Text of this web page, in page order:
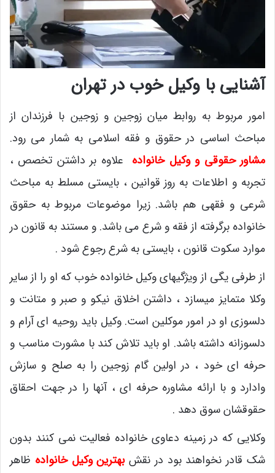
آشنایی با وکیل خوب در تهران
امور مربوط به روابط میان زوجین و زوجین با فرزندان از
مباحث اساسی در حقوق و فقه اسلامی به شمار می رود.
مشاور حقوقی و وکیل خانواده علاوه بر داشتن تخصص ،
تجربه و اطلاعات به روز قوانین ، بایستی مسلط به مباحث
شرعی و فقهی هم باشد. زیرا موضوعات مربوط به حقوق
خانواده برگرفته از فقه و شرع می باشد. و مستند به قانون در
موارد سکوت قانون ، بایستی به شرع رجوع شود .
از طرفی یگی از ویژگیهای وکیل خانواده خوب که او را از سایر
وکلا متمایز میسازد ، داشتن اخلاق نیکو و صبر و متانت و
دلسوزی او در امور موکلین است. وکیل باید روحیه ای آرام و
دلسوزانه داشته باشد. او باید تلاش کند با مشورت مناسب و
حرفه ای خود ، در اولین گام زوجین را به صلح و سازش
وادارد و با ارائه مشاوره حرفه ای ، آنها را در جهت احقاق
حقوقشان سوق دهد .
وکلایی که در زمینه دعاوی خانواده فعالیت نمی کنند بدون
شک قادر نخواهند بود در نقشبهترین وکیل خانواده ظاهر